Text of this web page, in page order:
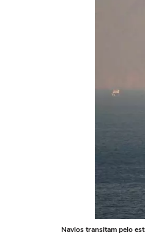
Navios transitam pelo